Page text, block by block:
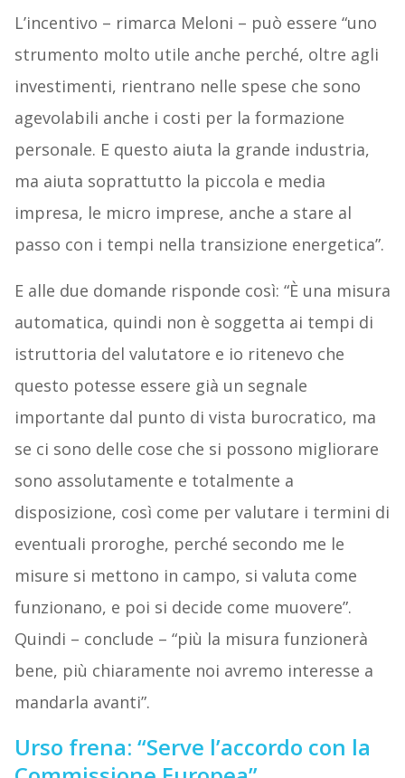
L’incentivo – rimarca Meloni – può essere “uno
strumento molto utile anche perché, oltre agli
investimenti, rientrano nelle spese che sono
agevolabili anche i costi per la formazione
personale. E questo aiuta la grande industria,
ma aiuta soprattutto la piccola e media
impresa, le micro imprese, anche a stare al
passo con i tempi nella transizione energetica”.
E alle due domande risponde così: “È una misura
automatica, quindi non è soggetta ai tempi di
istruttoria del valutatore e io ritenevo che
questo potesse essere già un segnale
importante dal punto di vista burocratico, ma
se ci sono delle cose che si possono migliorare
sono assolutamente e totalmente a
disposizione, così come per valutare i termini di
eventuali proroghe, perché secondo me le
misure si mettono in campo, si valuta come
funzionano, e poi si decide come muovere”.
Quindi – conclude – “più la misura funzionerà
bene, più chiaramente noi avremo interesse a
mandarla avanti”.
Urso frena: “Serve l’accordo con la